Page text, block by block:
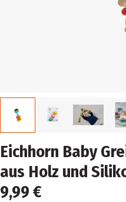
Eichhorn Baby
aus Holz und
9,99 €